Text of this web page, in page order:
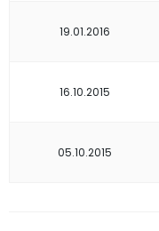
19.01.2016
16.10.2015
05.10.2015